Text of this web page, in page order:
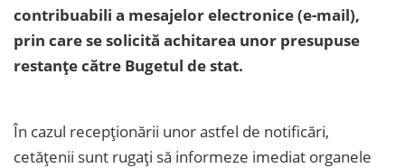
contribuabili a mesajelor electronice (e-mail),
prin care se solicită achitarea unor presupuse
restanțe către Bugetul de stat.
În cazul recepționării unor astfel de notificări,
cetățenii sunt rugați să informeze imediat organele